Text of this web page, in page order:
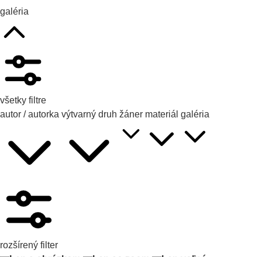
galéria
všetky filtre
autor / autorka výtvarný druh žáner materiál galéria
rozšírený filter